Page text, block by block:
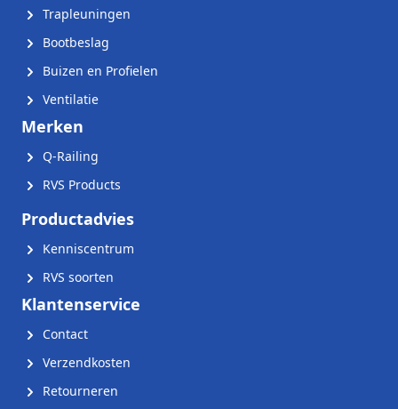
Trapleuningen
Bootbeslag
Buizen en Profielen
Ventilatie
Merken
Q-Railing
RVS Products
Productadvies
Kenniscentrum
RVS soorten
Klantenservice
Contact
Verzendkosten
Retourneren